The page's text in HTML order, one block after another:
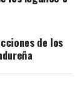
de los